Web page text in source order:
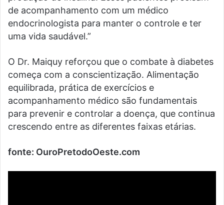
de acompanhamento com um médico
endocrinologista para manter o controle e ter
uma vida saudável.”
O Dr. Maiquy reforçou que o combate à diabetes
começa com a conscientização. Alimentação
equilibrada, prática de exercícios e
acompanhamento médico são fundamentais
para prevenir e controlar a doença, que continua
crescendo entre as diferentes faixas etárias.
fonte: OuroPretodoOeste.com